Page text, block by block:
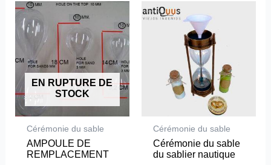
EN RUPTURE DE
STOCK
Cérémonie du sable
AMPOULE DE
REMPLACEMENT
Ce
a
plusieurs
variations.
Les
options
peuvent
être
choisies
sur
la
du
produit
Cérémonie du sable
Cérémonie du sable
du sablier nautique
Ce
produit
plusieurs
variations.
options
peuvent
la
page
du
produit